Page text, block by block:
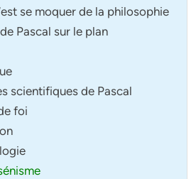
se moquer de la philosophie
Pascal sur le plan
scientifiques de Pascal
foi